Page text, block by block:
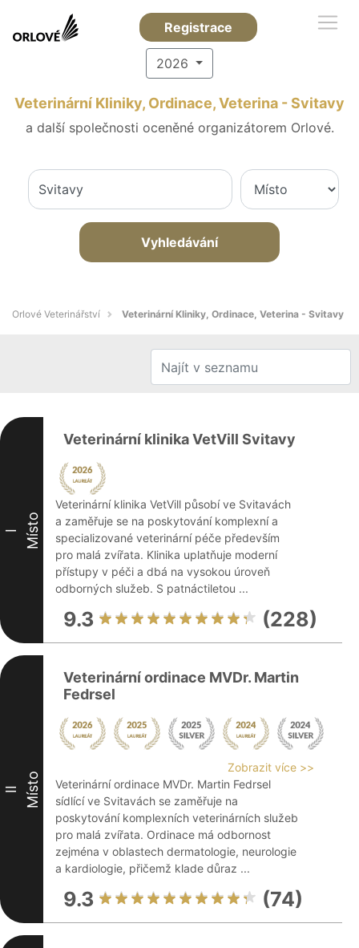
Registrace
2026
Veterinární Kliniky, Ordinace, Veterina - Svitavy
a další společnosti oceněné organizátorem Orlové.
Vyhledávání
Orlové Veterinářství Veterinární Kliniky, Ordinace, Veterina - Svitavy
I Místo
Veterinární klinika VetVill Svitavy
Veterinární klinika VetVill působí ve Svitavách
a zaměřuje se na poskytování komplexní a
specializované veterinární péče především
pro malá zvířata. Klinika uplatňuje moderní
přístupy v péči a dbá na vysokou úroveň
odborných služeb. S patnáctiletou ...
9.3 (228)
II Místo
Veterinární ordinace MVDr. Martin
Fedrsel
Zobrazit více >>
Veterinární ordinace MVDr. Martin Fedrsel
sídlící ve Svitavách se zaměřuje na
poskytování komplexních veterinárních služeb
pro malá zvířata. Ordinace má odbornost
zejména v oblastech dermatologie, neurologie
a kardiologie, přičemž klade důraz ...
9.3 (74)